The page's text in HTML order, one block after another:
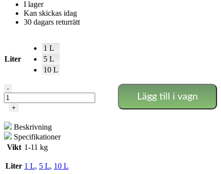
I lager
Kan skickas idag
30 dagars returrätt
Liter
1 L
5 L
10 L
Canna
Hydro
Flores
(Hårt
Vatten)
mängd
-
+
Lägg till i vagn
Beskrivning
Specifikationer
Vikt 1-11 kg
Liter 1 L, 5 L, 10 L